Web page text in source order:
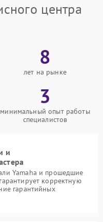
центра
8
лет на рынке
3
минимальный опыт работы
специалистов
и
Yamaha и прошедшие
корректную
гарантийных